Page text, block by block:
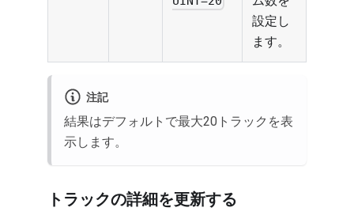
設定し
ます。
注記
結果はデフォルトで最大20トラックを表
示します。
トラックの詳細を更新する